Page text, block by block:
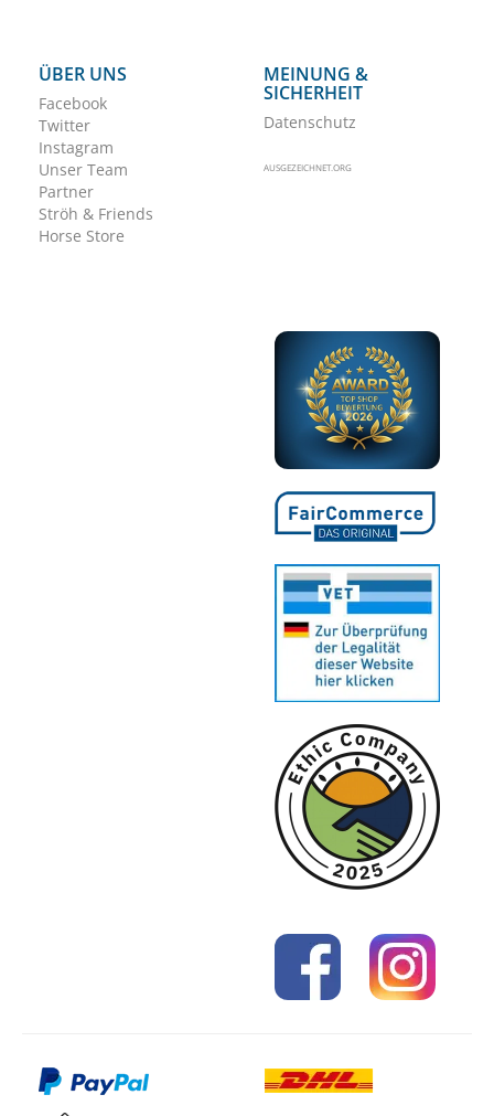
ÜBER UNS
Facebook
Twitter
Instagram
Unser Team
Partner
Ströh & Friends
Horse Store
MEINUNG &
SICHERHEIT
Datenschutz
AUSGEZEICHNET.ORG